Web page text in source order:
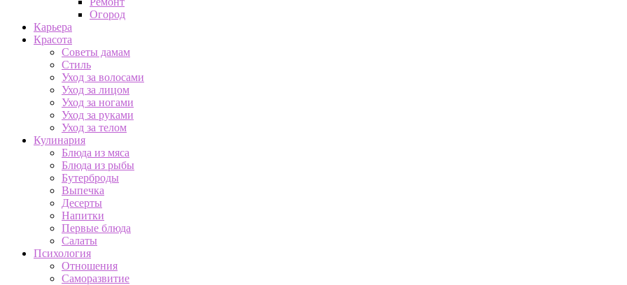
Огород
Карьера
Красота
Советы дамам
Стиль
Уход за волосами
Уход за лицом
Уход за ногами
Уход за руками
Уход за телом
Кулинария
Блюда из мяса
Блюда из рыбы
Бутерброды
Выпечка
Десерты
Напитки
Первые блюда
Салаты
Психология
Отношения
Саморазвитие